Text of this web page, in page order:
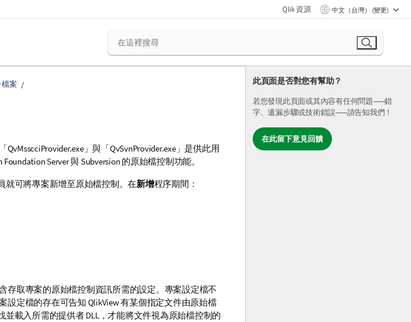
Qlik 資源 中文（台灣） (變更)
此頁面是否對您有幫助？
若您發現此頁面或其內容有任何問題——錯
字、遺漏步驟或技術錯誤——請告知我們！
在此留下意見回饋
檔案
」與「QvSvnProvider.exe」是供此用
Server 與 Subversion 的原始檔控制功能。
就可將專案新增至原始檔控制。在新增程序期間：
存取專案的原始檔控制資訊所需的設定。專案設定檔不
定檔的存在可告知 QlikView 有某個指定文件由原始檔
載入所需的提供者 DLL，才能將文件視為原始檔控制的